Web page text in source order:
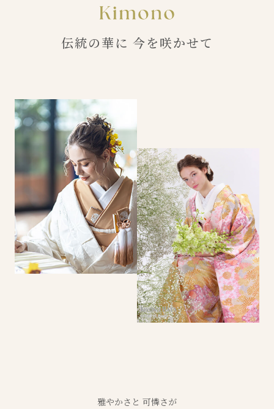
伝統の華に 今を咲かせて
雅やかさと 可憐さが